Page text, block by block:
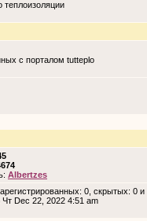
с порталом tutteplo
Albertzes
0, скрытых: 0
Dec 22, 2022 4:51 am